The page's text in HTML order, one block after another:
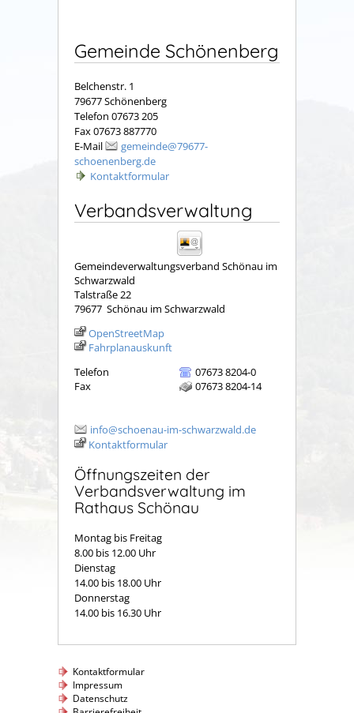
Gemeinde Schönenberg
Belchenstr. 1
79677 Schönenberg
Telefon 07673 205
Fax 07673 887770
E-Mail
gemeinde@79677-
schoenenberg.de
Kontaktformular
Verbandsverwaltung
Gemeindeverwaltungsverband Schönau im
Schwarzwald
Talstraße 22
79677 Schönau im Schwarzwald
OpenStreetMap
Fahrplanauskunft
Telefon
07673 8204-0
Fax
07673 8204-14
info@schoenau-im-schwarzwald.de
Kontaktformular
Öffnungszeiten der
Verbandsverwaltung im
Rathaus Schönau
Montag bis Freitag
8.00 bis 12.00 Uhr
Dienstag
14.00 bis 18.00 Uhr
Donnerstag
14.00 bis 16.30 Uhr
Kontaktformular
Impressum
Datenschutz